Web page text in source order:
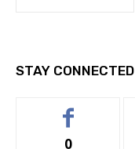
STAY CONNECTED
0